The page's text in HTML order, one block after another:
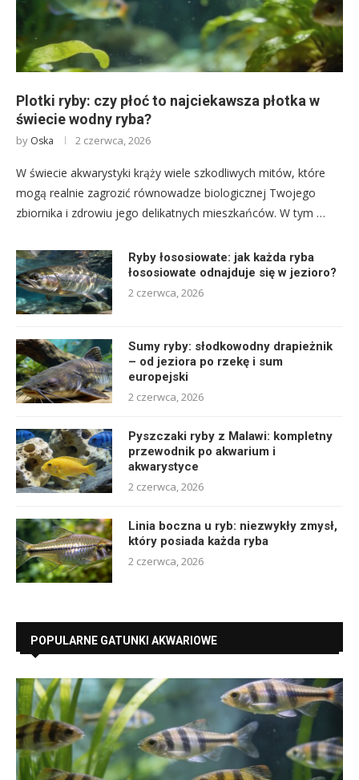
Plotki ryby: czy płoć to najciekawsza płotka w
świecie wodny ryba?
by Oska 2 czerwca, 2026
W świecie akwarystyki krąży wiele szkodliwych mitów, które
mogą realnie zagrozić równowadze biologicznej Twojego
zbiornika i zdrowiu jego delikatnych mieszkańców. W tym …
Ryby łososiowate: jak każda ryba
łososiowate odnajduje się w jezioro?
2 czerwca, 2026
Sumy ryby: słodkowodny drapieżnik
– od jeziora po rzekę i sum
europejski
2 czerwca, 2026
Pyszczaki ryby z Malawi: kompletny
przewodnik po akwarium i
akwarystyce
2 czerwca, 2026
Linia boczna u ryb: niezwykły zmysł,
który posiada każda ryba
2 czerwca, 2026
POPULARNE GATUNKI AKWARIOWE